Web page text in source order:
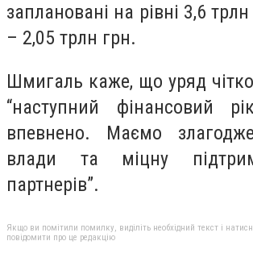
заплановані на рівні 3,6
– 2,05 трлн грн.
Шмигаль каже, що уряд
“наступний фінансовий
впевнено. Маємо
влади та міцну
партнерів”.
Якщо ви помітили помилку, виділіть необхідний текст і
повідомити про це редакцію